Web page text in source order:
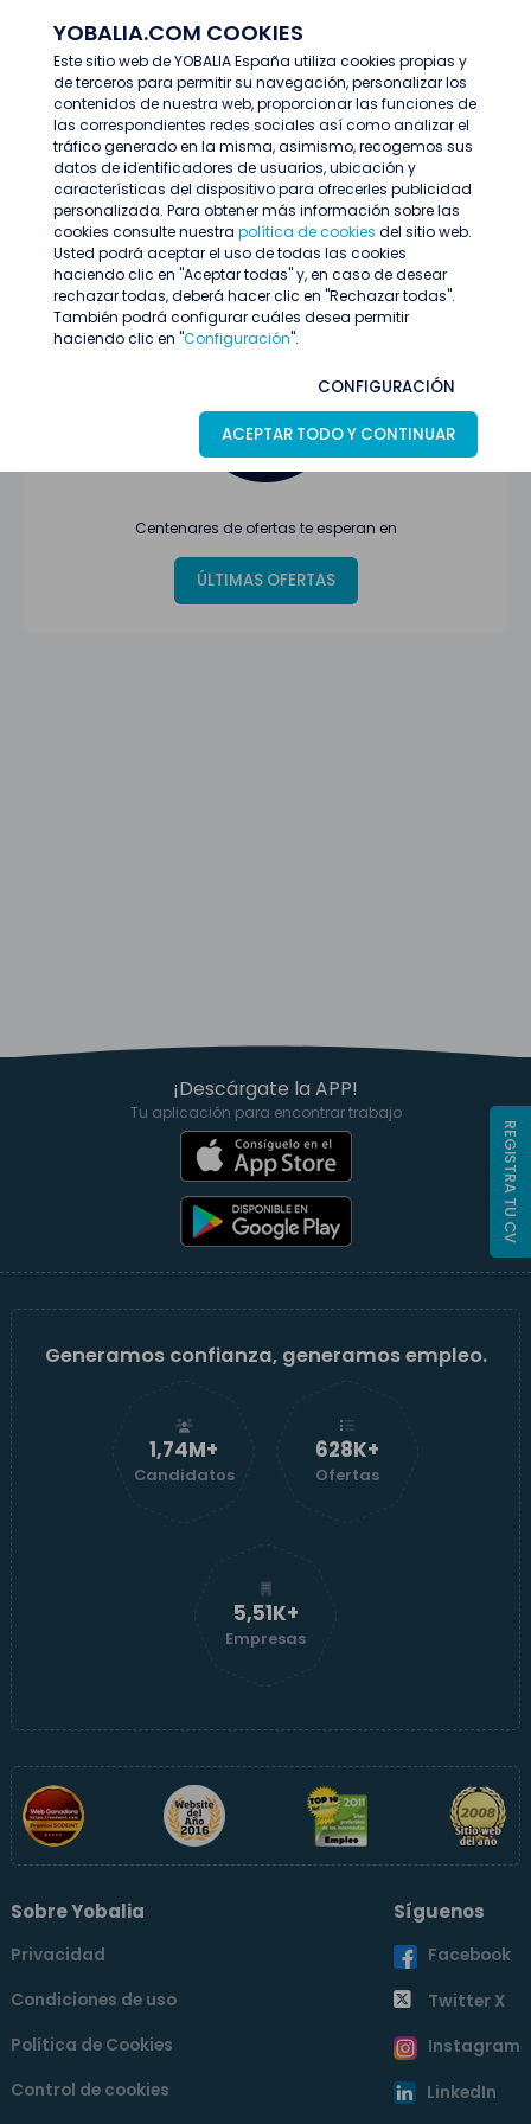
YOBALIA.COM COOKIES
Este sitio web de YOBALIA España utiliza cookies propias y
de terceros para permitir su navegación, personalizar los
contenidos de nuestra web, proporcionar las funciones de
las correspondientes redes sociales así como analizar el
tráfico generado en la misma, asimismo, recogemos sus
datos de identificadores de usuarios, ubicación y
características del dispositivo para ofrecerles publicidad
personalizada. Para obtener más información sobre las
cookies consulte nuestra política de cookies del sitio web.
Usted podrá aceptar el uso de todas las cookies
haciendo clic en "Aceptar todas" y, en caso de desear
rechazar todas, deberá hacer clic en "Rechazar todas".
También podrá configurar cuáles desea permitir
haciendo clic en "Configuración".
CONFIGURACIÓN
ACEPTAR TODO Y CONTINUAR
Últimas ofertas
Oferta no encontrada o ha finalizado su
proceso de selección
Centenares de ofertas te esperan en
ÚLTIMAS OFERTAS
¡Descárgate la APP!
Tu aplicación para encontrar trabajo
Generamos confianza, generamos empleo.
1,74M+
Candidatos
629K+
Ofertas
5,51K+
Empresas
Sobre Yobalia
Privacidad
Condiciones de uso
Política de Cookies
Control de cookies
Síguenos
Facebook
Twitter X
Instagram
LinkedIn
REGISTRA TU CV